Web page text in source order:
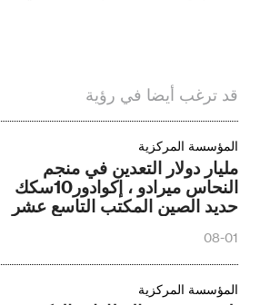
قد ترغب أيضا في رؤية
المؤسسة المركزية
مليار دولار التعدين في منجم
النحاس ميرادو ، إكوادور10سكك
حديد الصين المكتب التاسع عشر
08-01
المؤسسة المركزية